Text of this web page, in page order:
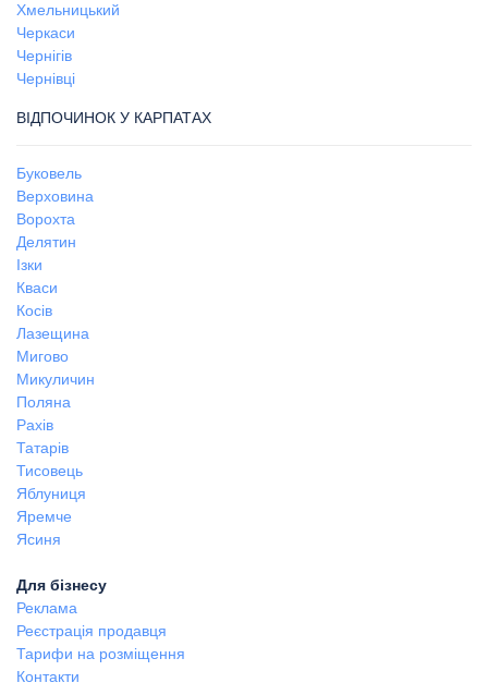
Хмельницький
Черкаси
Чернігів
Чернівці
ВІДПОЧИНОК У КАРПАТАХ
Буковель
Верховина
Ворохта
Делятин
Ізки
Кваси
Косів
Лазещина
Мигово
Микуличин
Поляна
Рахів
Татарів
Тисовець
Яблуниця
Яремче
Ясиня
Для бізнесу
Реклама
Реєстрація продавця
Тарифи на розміщення
Контакти